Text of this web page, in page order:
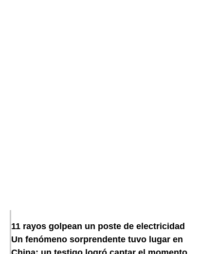
11 rayos golpean un poste de electricidad
Un fenómeno sorprendente tuvo lugar en